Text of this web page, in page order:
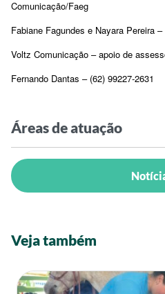
Comunicação/Faeg
Fabiane Fagundes e Nayara Pereira
Voltz Comunicação – apoio de
Fernando Dantas – (62) 99227-2631
Áreas de atuação
Veja também